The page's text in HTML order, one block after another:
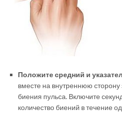
Положите средний и
вместе на внутреннюю
биения пульса. Включите
количество биений в течение